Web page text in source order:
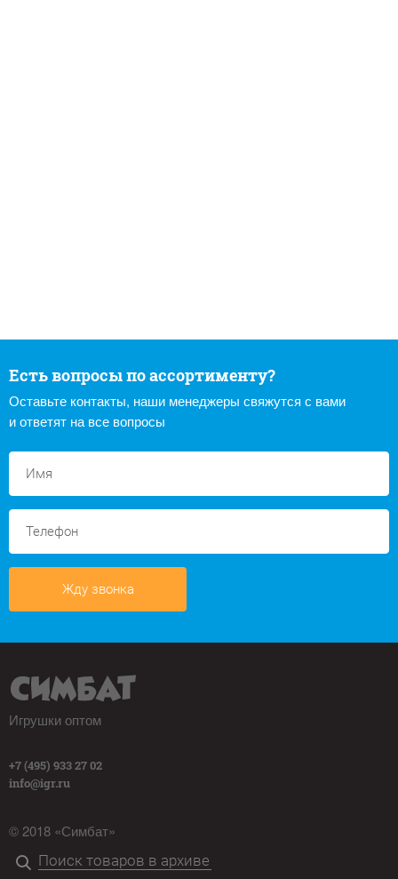
Есть вопросы по ассортименту?
Оставьте контакты, наши менеджеры свяжутся с вами
и ответят на все вопросы
Жду звонка
Игрушки оптом
+7 (495) 933 27 02
info@igr.ru
© 2018 «Симбат»